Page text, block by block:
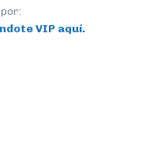
VIP aquí.